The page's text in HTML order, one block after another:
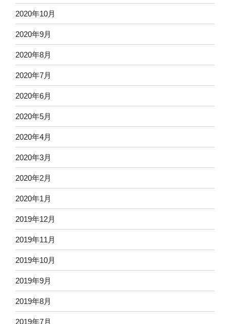
2020年10月
2020年9月
2020年8月
2020年7月
2020年6月
2020年5月
2020年4月
2020年3月
2020年2月
2020年1月
2019年12月
2019年11月
2019年10月
2019年9月
2019年8月
2019年7月